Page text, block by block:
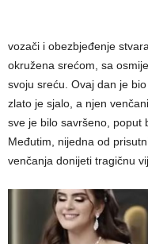
vozači i obezbjeđenje
okružena srećom, sa
svoju sreću. Ovaj dan je
zlato je sjalo, a njen
sve je bilo savršeno, poput
Međutim, nijedna od
venčanja donijeti tragičnu